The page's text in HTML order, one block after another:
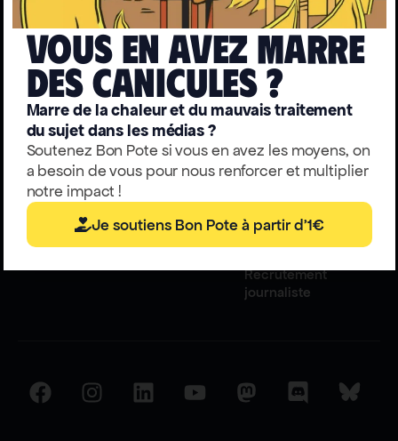
l'essentiel, fiable et sourcé
Média indépendant
100% financé par ses
lecteurs.
Catégories
Écologie
Démocratie
Numérique
Formats
Actualités
Articles
Outils
Parcours
À
propos
sommes-
nous ?
Mentions
légales
Recrutement
journaliste
Vous en avez marre
deS caniculeS ?
Marre de la chaleur et du mauvais traitement
du sujet dans les médias ?
Soutenez Bon Pote si vous en avez les moyens, on
a besoin de vous pour nous renforcer et multiplier
notre impact !
Je soutiens Bon Pote à partir d'1€